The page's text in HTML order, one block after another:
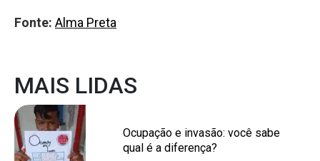
Fonte: Alma Preta
MAIS LIDAS
Ocupação e invasão: você sabe
qual é a diferença?